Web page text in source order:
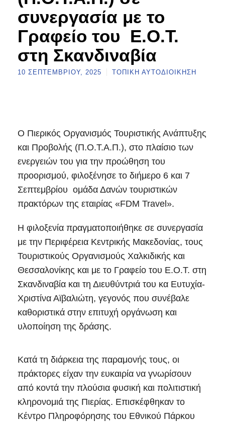
συνεργασία με το
Γραφείο του Ε.Ο.Τ.
στη Σκανδιναβία
10 ΣΕΠΤΕΜΒΡΊΟΥ, 2025 ΤΟΠΙΚΉ ΑΥΤΟΔΙΟΊΚΗΣΗ
Ο Πιερικός Οργανισμός Τουριστικής Ανάπτυξης
και Προβολής (Π.Ο.Τ.Α.Π.), στο πλαίσιο των
ενεργειών του για την προώθηση του
προορισμού, φιλοξένησε το διήμερο 6 και 7
Σεπτεμβρίου ομάδα Δανών τουριστικών
πρακτόρων της εταιρίας «FDM Travel».
Η φιλοξενία πραγματοποιήθηκε σε συνεργασία
με την Περιφέρεια Κεντρικής Μακεδονίας, τους
Τουριστικούς Οργανισμούς Χαλκιδικής και
Θεσσαλονίκης και με το Γραφείο του Ε.Ο.Τ. στη
Σκανδιναβία και τη Διευθύντριά του κα Ευτυχία-
Χριστίνα Αϊβαλιώτη, γεγονός που συνέβαλε
καθοριστικά στην επιτυχή οργάνωση και
υλοποίηση της δράσης.
Κατά τη διάρκεια της παραμονής τους, οι
πράκτορες είχαν την ευκαιρία να γνωρίσουν
από κοντά την πλούσια φυσική και πολιτιστική
κληρονομιά της Πιερίας. Επισκέφθηκαν το
Κέντρο Πληροφόρησης του Εθνικού Πάρκου